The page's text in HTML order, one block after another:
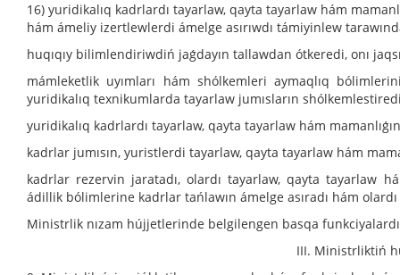
16) yuridikalıq kadrlardı tayarlaw, qayta tayarlaw hám
hám ámeliy izertlewlerdi ámelge asırıwdı támiyinlew
huqıqıy bilimlendiriwdiń jaǵdayın tallawdan ótkeredi, onı
mámleketlik uyımları hám shólkemleri aymaqlıq
yuridikalıq texnikumlarda tayarlaw jumısların
yuridikalıq kadrlardı tayarlaw, qayta tayarlaw hám
kadrlar jumısın, yuristlerdi tayarlaw, qayta tayarlaw hám
kadrlar rezervin jaratadı, olardı tayarlaw, qayta tayarlaw
ádillik bólimlerine kadrlar tańlawın ámelge asıradı hám olardı
Ministrlik nızam hújjetlerinde belgilengen basqa funkciyalardı
III. Ministrliktiń